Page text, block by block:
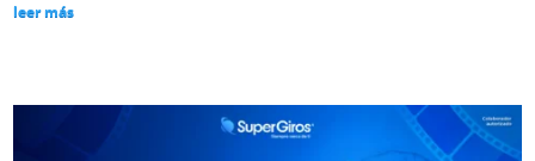
leer más